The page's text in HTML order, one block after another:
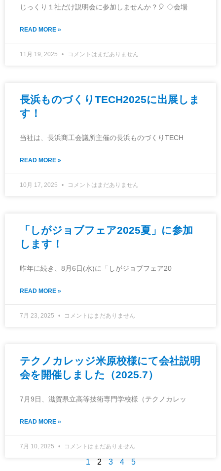
じっくり１社だけ説明会に参加しませんか？🎈 ◇会場
READ MORE »
11月 19, 2025 コメントはまだありません
長浜ものづくりTECH2025に出展しま
す！
当社は、長浜商工会議所主催の長浜ものづくりTECH
READ MORE »
10月 17, 2025 コメントはまだありません
「しがジョブフェア2025夏」に参加
します！
昨年に続き、8月6日(水)に「しがジョブフェア20
READ MORE »
7月 23, 2025 コメントはまだありません
テクノカレッジ米原校様にて会社説明
会を開催しました（2025.7）
7月9日、滋賀県立高等技術専門学校様（テクノカレッ
READ MORE »
7月 10, 2025 コメントはまだありません
1 2 3 4 5